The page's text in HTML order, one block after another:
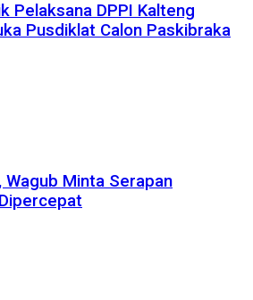
Pelaksana DPPI Kalteng
Pusdiklat Calon Paskibraka
Wagub Minta Serapan